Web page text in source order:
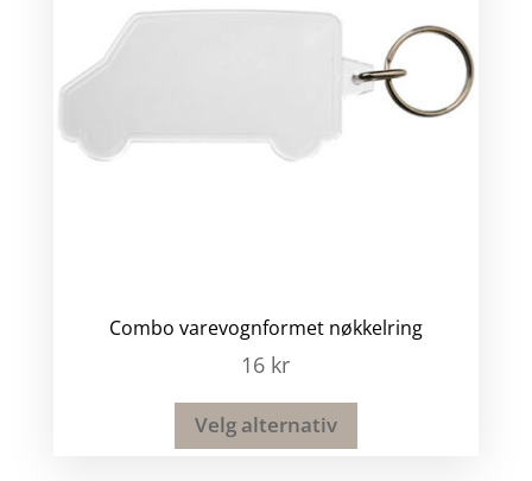
Combo varevognformet nøkkelring
16 kr
Velg alternativ